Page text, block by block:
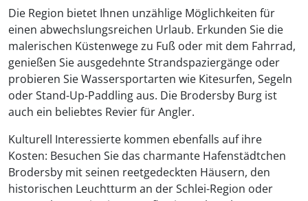
Die Region bietet Ihnen unzählige Möglichkeiten für
einen abwechslungsreichen Urlaub. Erkunden Sie die
malerischen Küstenwege zu Fuß oder mit dem Fahrrad,
genießen Sie ausgedehnte Strandspaziergänge oder
probieren Sie Wassersportarten wie Kitesurfen, Segeln
oder Stand-Up-Paddling aus. Die Brodersby Burg ist
auch ein beliebtes Revier für Angler.
Kulturell Interessierte kommen ebenfalls auf ihre
Kosten: Besuchen Sie das charmante Hafenstädtchen
Brodersby mit seinen reetgedeckten Häusern, den
historischen Leuchtturm an der Schlei-Region oder